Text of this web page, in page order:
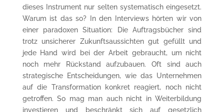
dieses Instrument nur selten systematisch eingesetzt.
Warum ist das so? In den Interviews hörten wir von
einer paradoxen Situation: Die Auftragsbücher sind
trotz unsicherer Zukunftsaussichten gut gefüllt und
jede Hand wird bei der Arbeit gebraucht, um nicht
noch mehr Rückstand aufzubauen. Oft sind auch
strategische Entscheidungen, wie das Unternehmen
auf die Transformation konkret reagiert, noch nicht
getroffen. So mag man auch nicht in Weiterbildung
investieren und beschränkt sich auf gesetzlich